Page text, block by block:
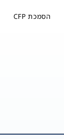
הסמכת CFP